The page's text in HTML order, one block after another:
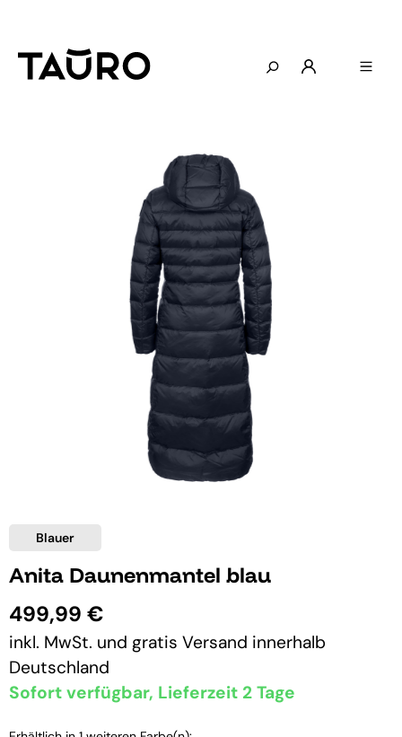
Blauer
Anita Daunenmantel blau
499,99 €
inkl. MwSt. und gratis Versand innerhalb
Deutschland
Sofort verfügbar, Lieferzeit 2 Tage